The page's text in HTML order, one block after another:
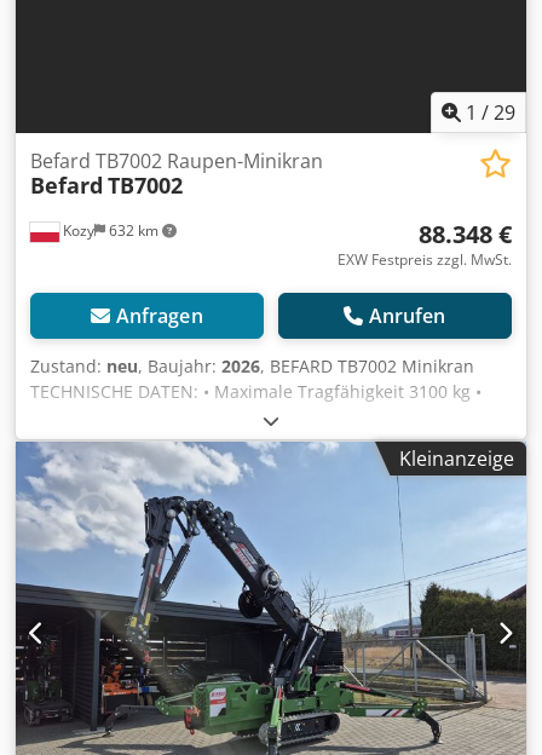
1 /29
Kozy 632 km
Befard TB7002 Raupen-Minikran
Befard TB7002
88.348 €
EXW Festpreis zzgl. MwSt.
Anfragen Anrufen
Zustand: neu, Baujahr: 2026, BEFARD TB7002 Minikran
TECHNISCHE DATEN: • Maximale Tragfähigkeit 3100 kg •
Reichweite ca. 19m (mit optionaler Ausstattung) •
Stromversorgung - 3-Zylinder-Dieselmotor +
Stromversorgung über 230V, 400V oder 110V Kabel -
optional Lithium-Ionen-Batterien - gegen Aufpreis •
Funksteuerung des Gerätes (sowohl die Fahrt des Gerätes
als auch die Bedienung des Krans) • Hydraulischer JIB-Arm
mit zwei Verlängerungen • Nicht abfärbende Spuren •
Ausziehbares Fahrgestell (78-110cm) • Zwei Betriebsmodi
(schnell und langsam) • Anti-Überlastungssystem als
Standard • 4 hydraulisch ausfahr- und absenkbare Stützen
• Seilwinde 900 kg + Zubehör - Seil 50 m (optional 65 m)
Csdpfx Agsibqirsqeha • Möglichkeit des Transports des
Gerätes auf einem Anhänger mit einem zulässigen
Gesamtgewicht von bis zu 3,5 t • Stützfußpolster
Kleinanzeige